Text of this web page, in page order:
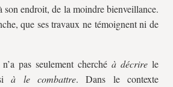
son endroit, de la moindre bienveillance.
que ses travaux ne témoignent ni de
pas seulement cherché à décrire le
à le combattre. Dans le contexte